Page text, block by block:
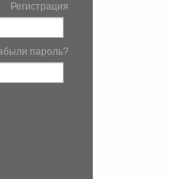
Регистрация
пароль?